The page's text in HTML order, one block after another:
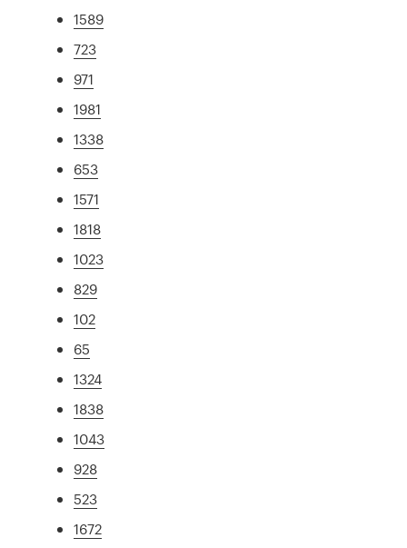
1589
723
971
1981
1338
653
1571
1818
1023
829
102
65
1324
1838
1043
928
523
1672